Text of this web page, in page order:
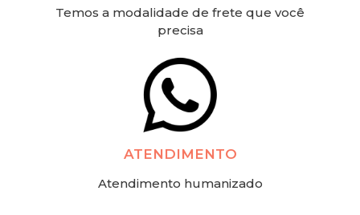
Temos a modalidade de frete que você
precisa
ATENDIMENTO
Atendimento humanizado